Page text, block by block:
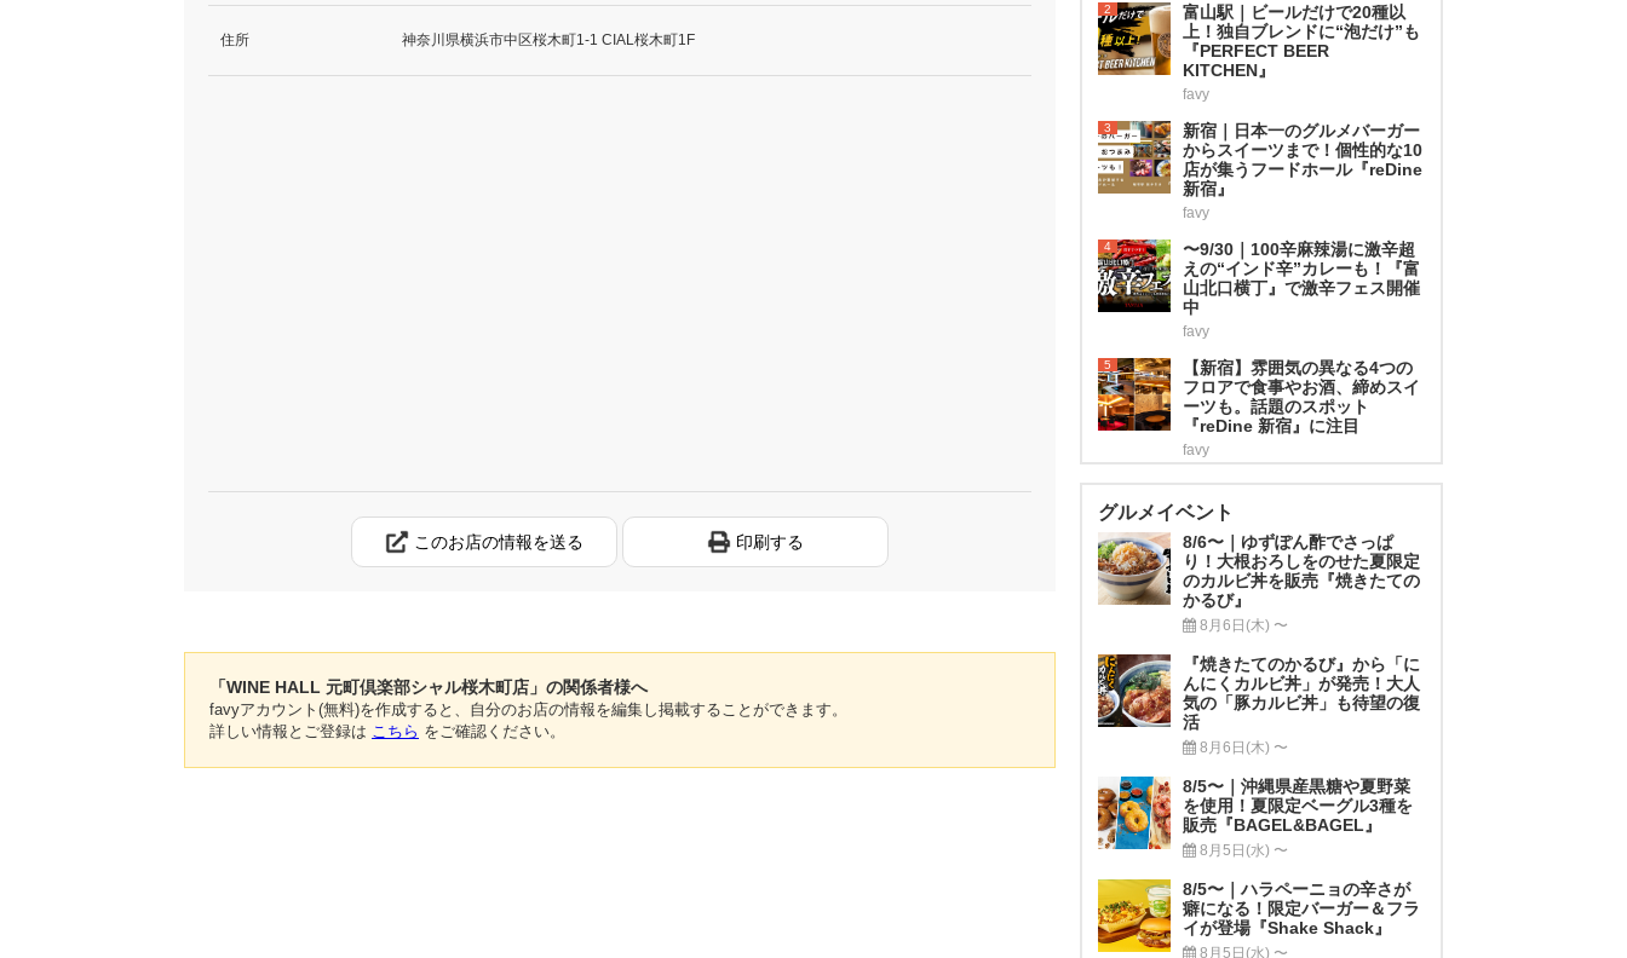
住所 神奈川県横浜市中区桜木町1-1 CIAL桜木町1F
このお店の情報を送る 印刷する
「WINE HALL 元町倶楽部シャル桜木町店」の関係者様へ
favyアカウント(無料)を作成すると、自分のお店の情報を編集し掲載することができます。
詳しい情報とご登録は こちら をご確認ください。
2
富山駅｜ビールだけで20種以
上！独自ブレンドに“泡だけ”も
『PERFECT BEER
KITCHEN』
favy
3
新宿｜日本一のグルメバーガー
からスイーツまで！個性的な10
店が集うフードホール『reDine
新宿』
favy
4
〜9/30｜100辛麻辣湯に激辛超
えの“インド辛”カレーも！『富
山北口横丁』で激辛フェス開催
中
favy
5
【新宿】雰囲気の異なる4つの
フロアで食事やお酒、締めスイ
ーツも。話題のスポット
『reDine 新宿』に注目
favy
グルメイベント
8/6〜｜ゆずぽん酢でさっぱ
り！大根おろしをのせた夏限定
のカルビ丼を販売『焼きたての
かるび』
8月6日(木) 〜
『焼きたてのかるび』から「に
んにくカルビ丼」が発売！大人
気の「豚カルビ丼」も待望の復
活
8月6日(木) 〜
8/5〜｜沖縄県産黒糖や夏野菜
を使用！夏限定ベーグル3種を
販売『BAGEL&BAGEL』
8月5日(水) 〜
8/5〜｜ハラペーニョの辛さが
癖になる！限定バーガー＆フラ
イが登場『Shake Shack』
8月5日(水) 〜